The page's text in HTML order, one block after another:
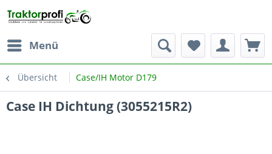
Menü
Übersicht Case/IH Motor D179
Case IH Dichtung (3055215R2)